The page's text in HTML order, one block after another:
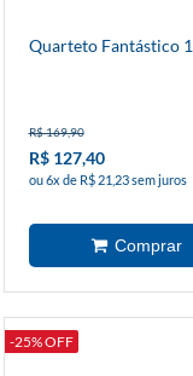
Quarteto Fantástico 1
R$ 169,90
R$ 127,40
ou 6x de R$ 21,23 sem juros
-25% OFF